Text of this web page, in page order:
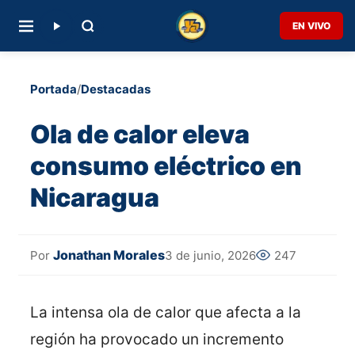
EN VIVO
Portada/Destacadas
Ola de calor eleva
consumo eléctrico en
Nicaragua
Por Jonathan Morales3 de junio, 2026 247
La intensa ola de calor que afecta a la
región ha provocado un incremento